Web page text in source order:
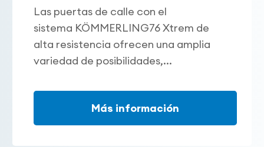
Las puertas de calle con el
sistema KÖMMERLING76 Xtrem de
alta resistencia ofrecen una amplia
variedad de posibilidades,...
Más información